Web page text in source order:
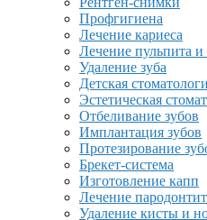
Профгигиена
Лечение кариеса
Лечение пульпита и
Удаление зуба
Детская
Эстетическая
Отбеливание зубов
Имплантация зубов
Протезирование
Брекет-система
Изготовление капп
Лечение
Удаление кисты и